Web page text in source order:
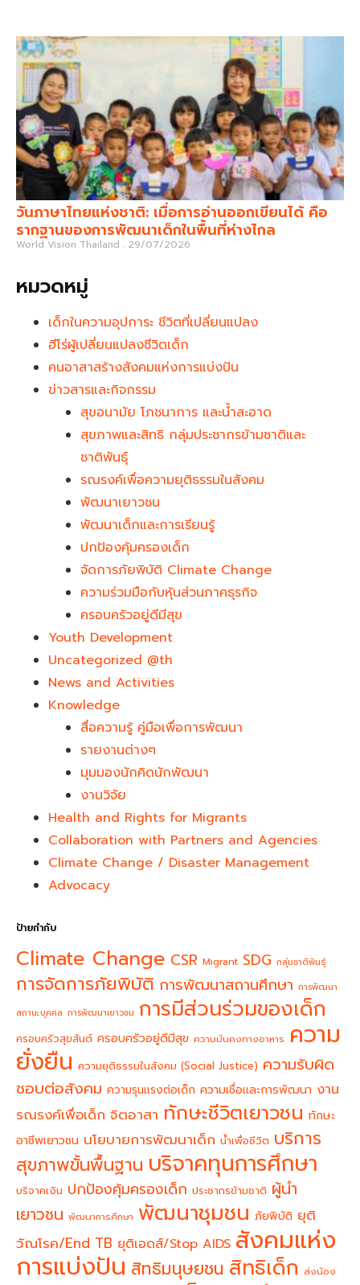
วันภาษาไทยแห่งชาติ: เมื่อการอ่านออกเขียนได้ คือ
รากฐานของการพัฒนาเด็กในพื้นที่ห่างไกล
World Vision Thailand 29/07/2026
หมวดหมู่
เด็กในความอุปการะ ชีวิตที่เปลี่ยนแปลง
ฮีโร่ผู้เปลี่ยนแปลงชีวิตเด็ก
คนอาสาสร้างสังคมแห่งการแบ่งปัน
ข่าวสารและกิจกรรม
สุขอนามัย โภชนาการ และน้ำสะอาด
สุขภาพและสิทธิ กลุ่มประชากรข้ามชาติและ
ชาติพันธุ์
รณรงค์เพื่อความยุติธรรมในสังคม
พัฒนาเยาวชน
พัฒนาเด็กและการเรียนรู้
ปกป้องคุ้มครองเด็ก
จัดการภัยพิบัติ Climate Change
ความร่วมมือกับหุ้นส่วนภาคธุรกิจ
ครอบครัวอยู่ดีมีสุข
Youth Development​
Uncategorized @th
News and Activities
Knowledge
สื่อความรู้ คู่มือเพื่อการพัฒนา
รายงานต่างๆ
มุมมองนักคิดนักพัฒนา
งานวิจัย
Health and Rights for Migrants
Collaboration with Partners and Agencies
Climate Change / Disaster Management
Advocacy
ป้ายกำกับ
Climate Change CSR Migrant SDG กลุ่มชาติพันธุ์
การจัดการภัยพิบัติ การพัฒนาสถานศึกษา การพัฒนา
สถานะบุคคล การพัฒนาเยาวชน การมีส่วนร่วมของเด็ก
ครอบครัวสุขสันต์ ครอบครัวอยู่ดีมีสุข ความมั่นคงทางอาหาร ความ
ยั่งยืน ความยุติธรรมในสังคม (Social Justice) ความรับผิด
ชอบต่อสังคม ความรุนแรงต่อเด็ก ความเชื่อและการพัฒนา งาน
รณรงค์เพื่อเด็ก จิตอาสา ทักษะชีวิตเยาวชน ทักษะ
อาชีพเยาวชน นโยบายการพัฒนาเด็ก น้ำเพื่อชีวิต บริการ
สุขภาพขั้นพื้นฐาน บริจาคทุนการศึกษา
บริจาคเงิน ปกป้องคุ้มครองเด็ก ประชากรข้ามชาติ ผู้นำ
เยาวชน พัฒนาการศึกษา พัฒนาชุมชน ภัยพิบัติ ยุติ
วัณโรค/End TB ยุติเอดส์/Stop AIDS สังคมแห่ง
การแบ่งปัน สิทธิมนุษยชน สิทธิเด็ก ส่งน้อง